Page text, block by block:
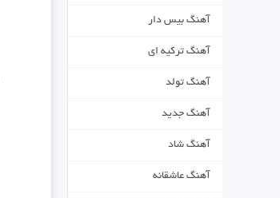
آهنگ بیس دار
آهنگ ترکیه ای
آهنگ تولد
آهنگ جدید
آهنگ شاد
آهنگ عاشقانه